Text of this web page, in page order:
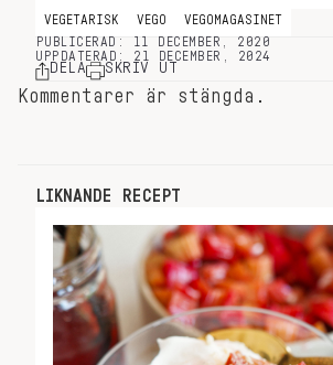
VEGETARISK VEGO
VEGOMAGASINET
PUBLICERAD: 11 DECEMBER, 2020
UPPDATERAD: 21 DECEMBER, 2024
DELA SKRIV UT
Kommentarer är stängda.
LIKNANDE RECEPT